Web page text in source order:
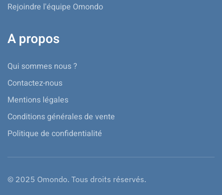
Rejoindre l'équipe Omondo
A propos
Qui sommes nous ?
Contactez-nous
Mentions légales
Conditions générales de vente
Politique de confidentialité
© 2025 Omondo. Tous droits réservés.